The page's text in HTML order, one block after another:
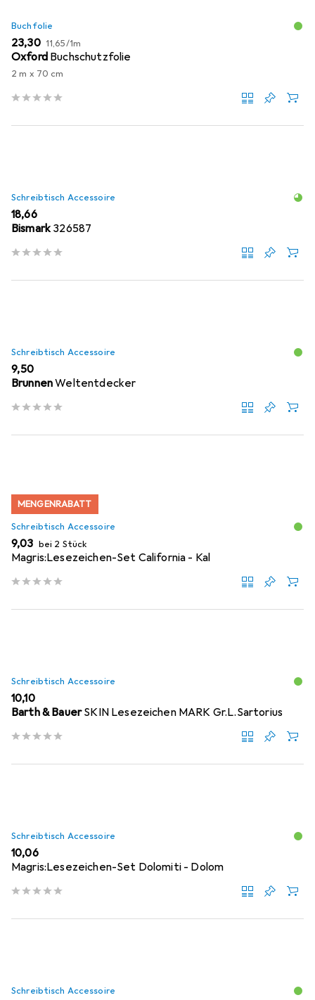
Buchfolie
EUR
23,30 EUR
11,65/1m
Oxford Buchschutzfolie
2 m x 70 cm
Schreibtisch Accessoire
EUR
18,66
Bismark326587
Schreibtisch Accessoire
EUR
9,50
BrunnenWeltentdecker
MENGENRABATT
Schreibtisch Accessoire
EUR
9,03 bei 2 Stück
Magris:Lesezeichen-Set California - Kal
Schreibtisch Accessoire
EUR
10,10
Barth & BauerSKIN Lesezeichen MARK Gr.L.Sartorius
Schreibtisch Accessoire
EUR
10,06
Magris:Lesezeichen-Set Dolomiti - Dolom
Schreibtisch Accessoire